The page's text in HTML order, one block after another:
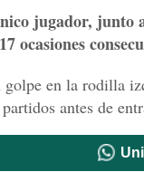
jugador,
ocasiones
en la rodilla
antes de